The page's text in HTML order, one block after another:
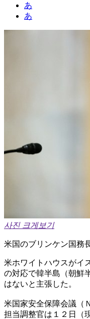
あ
あ
사진 크게보기
米国のブリンケン国務
米ホワイトハウスがイ
の対応で韓半島（朝鮮
はないと主張した。
米国家安全保障会議（
担当調整官は１２日（